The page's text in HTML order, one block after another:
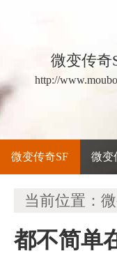
微变传奇
http://
微变传奇SF 微变
当前位置：
都不简单